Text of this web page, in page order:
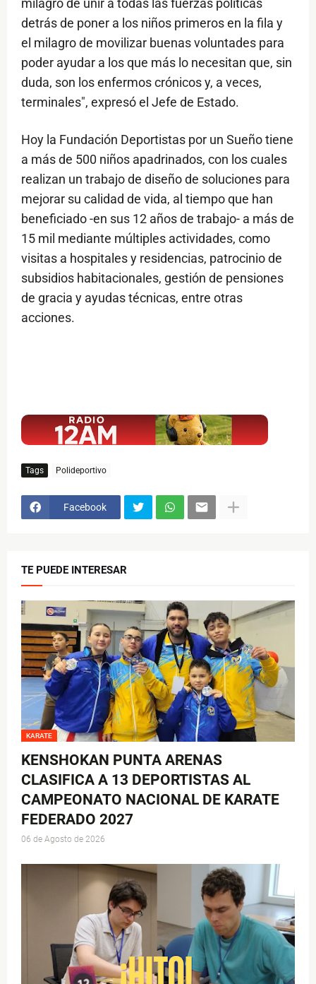
milagro de unir a todas las fuerzas políticas
detrás de poner a los niños primeros en la fila y
el milagro de movilizar buenas voluntades para
poder ayudar a los que más lo necesitan que, sin
duda, son los enfermos crónicos y, a veces,
terminales", expresó el Jefe de Estado.
Hoy la Fundación Deportistas por un Sueño tiene
a más de 500 niños apadrinados, con los cuales
realizan un trabajo de diseño de soluciones para
mejorar su calidad de vida, al tiempo que han
beneficiado -en sus 12 años de trabajo- a más de
15 mil mediante múltiples actividades, como
visitas a hospitales y residencias, patrocinio de
subsidios habitacionales, gestión de pensiones
de gracia y ayudas técnicas, entre otras
acciones.
Tags Polideportivo
Facebook
TE PUEDE INTERESAR
KARATE
KENSHOKAN PUNTA ARENAS
CLASIFICA A 13 DEPORTISTAS AL
CAMPEONATO NACIONAL DE KARATE
FEDERADO 2027
06 de Agosto de 2026